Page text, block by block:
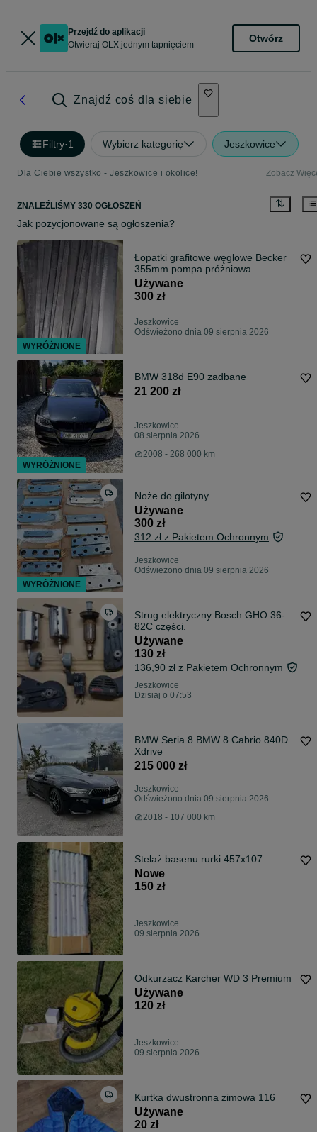
Przejdź do aplikacji
Otwieraj OLX jednym tapnięciem
Otwórz
Znajdź coś dla siebie
Filtry·1 Wybierz kategorię Jeszkowice
Dla Ciebie wszystko - Jeszkowice i okolice! Zobacz
ZNALEŹLIŚMY 330 OGŁOSZEŃ
Jak pozycjonowane są ogłoszenia?
Łopatki grafitowe węglowe Becker
355mm pompa próżniowa.
Używane
300 zł
Jeszkowice
Odświeżono dnia 09 sierpnia 2026
BMW 318d E90 zadbane
21 200 zł
Jeszkowice
08 sierpnia 2026
2008 - 268 000 km
Noże do gilotyny.
Używane
300 zł
312 zł z Pakietem Ochronnym
Jeszkowice
Odświeżono dnia 09 sierpnia 2026
Strug elektryczny Bosch GHO 36-
82C części.
Używane
130 zł
136,90 zł z Pakietem Ochronnym
Jeszkowice
Dzisiaj o 07:53
BMW Seria 8 BMW 8 Cabrio 840D
Xdrive
215 000 zł
Jeszkowice
Odświeżono dnia 09 sierpnia 2026
2018 - 107 000 km
Stelaż basenu rurki 457x107
Nowe
150 zł
Jeszkowice
09 sierpnia 2026
Odkurzacz Karcher WD 3 Premium
Używane
120 zł
Jeszkowice
09 sierpnia 2026
Kurtka dwustronna zimowa 116
Używane
20 zł
WYRÓŻNIONE
WYRÓŻNIONE
WYRÓŻNIONE